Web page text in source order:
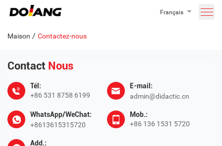
Français
Maison / Contactez-nous
Contact Nous
Tél:
+86 531 8758 6199
E-mail:
admin@didactic.cn
WhatsApp/WeChat:
+8613615315720
Mob.:
+86 136 1531 5720
Add.: